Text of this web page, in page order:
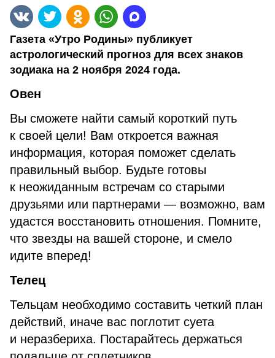
Газета «Утро Родины» публикует
астрологический прогноз для всех знаков
зодиака на 2 ноября 2024 года.
Овен
Вы сможете найти самый короткий путь
к своей цели! Вам откроется важная
информация, которая поможет сделать
правильный выбор. Будьте готовы
к неожиданным встречам со старыми
друзьями или партнерами — возможно, вам
удастся восстановить отношения. Помните,
что звезды на вашей стороне, и смело
идите вперед!
Телец
Тельцам необходимо составить четкий план
действий, иначе вас поглотит суета
и неразбериха. Постарайтесь держаться